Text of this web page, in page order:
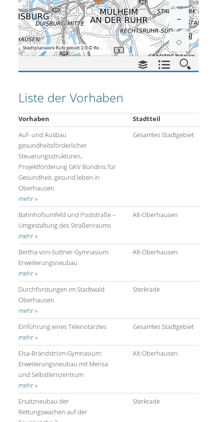
Liste der Vorhaben
Vorhaben
Stadtteil
Auf- und Ausbau
gesundheitsförderlicher
Steuerungsstrukturen,
Projektförderung GKV Bündnis für
Gesundheit, gesund.leben in
Oberhausen
mehr »
Gesamtes Stadtgebiet
Bahnhofsumfeld und Poststraße –
Umgestaltung des Straßenraums
mehr »
Alt-Oberhausen
Bertha-von-Suttner-Gymnasium:
Erweiterungsneubau
mehr »
Alt-Oberhausen
Durchforstungen im Stadtwald
Oberhausen
mehr »
Sterkrade
Einführung eines Telenotarztes
mehr »
Gesamtes Stadtgebiet
Elsa-Brändström-Gymnasium:
Erweiterungsneubau mit Mensa
und Selbstlernzentrum
mehr »
Alt-Oberhausen
Ersatzneubau der
Rettungswachen auf der
Sterkrade